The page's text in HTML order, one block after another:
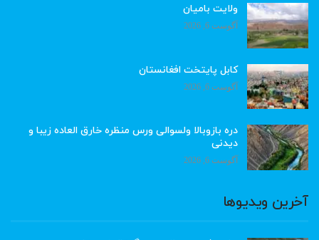
ولایت بامیان
آگوست 6, 2026
کابل پایتخت افغانستان
آگوست 6, 2026
دره بازوبالا ولسوالی ورس منظره خارق العاده زیبا و
دیدنی
آگوست 6, 2026
آخرین ویدیوها